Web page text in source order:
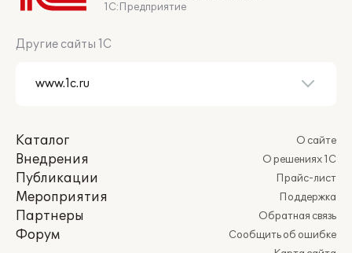
1С:Предприятие
Другие сайты 1С
Каталог
Внедрения
Публикации
Мероприятия
Партнеры
Форум
О сайте
О решениях 1С
Прайс-лист
Поддержка
Обратная связь
Сообщить об ошибке